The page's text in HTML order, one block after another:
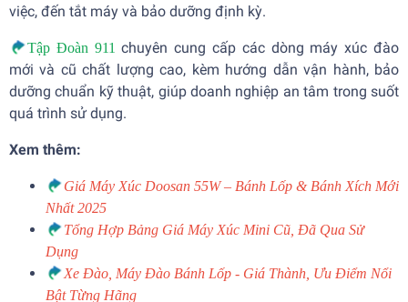
việc, đến tắt máy và bảo dưỡng định kỳ.
Tập Đoàn 911 chuyên cung cấp các dòng máy xúc đào
mới và cũ chất lượng cao, kèm hướng dẫn vận hành, bảo
dưỡng chuẩn kỹ thuật, giúp doanh nghiệp an tâm trong suốt
quá trình sử dụng.
Xem thêm:
Giá Máy Xúc Doosan 55W – Bánh Lốp & Bánh Xích Mới
Nhất 2025
Tổng Hợp Bảng Giá Máy Xúc Mini Cũ, Đã Qua Sử
Dụng
Xe Đào, Máy Đào Bánh Lốp - Giá Thành, Ưu Điểm Nổi
Bật Từng Hãng